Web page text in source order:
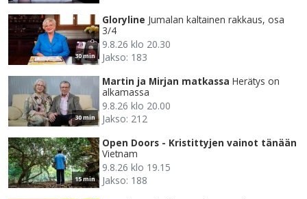
30 min
Gloryline Jumalan kaltainen rakkaus, osa
3/4
9.8.26 klo 20.30
Jakso: 183
30 min
Martin ja Mirjan matkassa Herätys on
alkamassa
9.8.26 klo 20.00
Jakso: 212
15 min
Open Doors - Kristittyjen vainot tänään
Vietnam
9.8.26 klo 19.15
Jakso: 188